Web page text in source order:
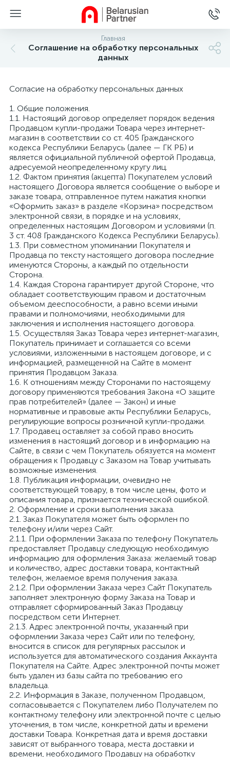
Главная
Соглашение на обработку персональных
данных
Согласие на обработку персональных данных
1. Общие положения.
1.1. Настоящий договор определяет порядок ведения
Продавцом купли-продажи Товара через интернет-
магазин в соответствии со ст. 405 Гражданского
кодекса Республики Беларусь (далее — ГК РБ) и
является официальной публичной офертой Продавца,
адресуемой неопределенному кругу лиц.
1.2. Фактом принятия (акцепта) Покупателем условий
настоящего Договора является сообщение о выборе и
заказе товара, отправленное путем нажатия кнопки
«Оформить заказ» в разделе «Корзина» посредством
электронной связи, в порядке и на условиях,
определенных настоящим Договором и условиями (п.
3 ст. 408 Гражданского Кодекса Республики Беларусь).
1.3. При совместном упоминании Покупателя и
Продавца по тексту настоящего договора последние
именуются Стороны, а каждый по отдельности
Сторона.
1.4. Каждая Сторона гарантирует другой Стороне, что
обладает соответствующим правом и достаточным
объемом дееспособности, а равно всеми иными
правами и полномочиями, необходимыми для
заключения и исполнения настоящего договора.
1.5. Осуществляя Заказ Товара через интернет-магазин,
Покупатель принимает и соглашается со всеми
условиями, изложенными в настоящем договоре, и с
информацией, размещенной на Сайте в момент
принятия Продавцом Заказа.
1.6. К отношениям между Сторонами по настоящему
договору применяются требования Закона «О защите
прав потребителей» (далее — Закон) и иные
нормативные и правовые акты Республики Беларусь,
регулирующие вопросы розничной купли-продажи.
1.7. Продавец оставляет за собой право вносить
изменения в настоящий договор и в информацию на
Сайте, в связи с чем Покупатель обязуется на момент
обращения к Продавцу с Заказом на Товар учитывать
возможные изменения.
1.8. Публикация информации, очевидно не
соответствующей товару, в том числе цены, фото и
описания товара, признается технической ошибкой.
2. Оформление и сроки выполнения заказа.
2.1. Заказ Покупателя может быть оформлен по
телефону и/или через Сайт.
2.1.1. При оформлении Заказа по телефону Покупатель
предоставляет Продавцу следующую необходимую
информацию для оформления Заказа: желаемый товар
и количество, адрес доставки товара, контактный
телефон, желаемое время получения заказа.
2.1.2. При оформлении Заказа через Сайт Покупатель
заполняет электронную форму Заказа на Товар и
отправляет сформированный Заказ Продавцу
посредством сети Интернет.
2.1.3. Адрес электронной почты, указанный при
оформлении Заказа через Сайт или по телефону,
вносится в список для регулярных рассылок и
используется для автоматического создания Аккаунта
Покупателя на Сайте. Адрес электронной почты может
быть удален из базы сайта по требованию его
владельца.
2.2. Информация в Заказе, полученном Продавцом,
согласовывается с Покупателем либо Получателем по
контактному телефону или электронной почте с целью
уточнения, в том числе, конкретной даты и времени
доставки Товара. Конкретная дата и время доставки
зависят от выбранного товара, места доставки и
времени, необходимого Продавцу на обработку